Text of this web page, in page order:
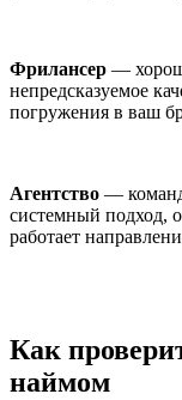
Фрилансер —
непредсказуемое
погружения в ваш
Агентство —
системный подход,
работает
Как
наймом